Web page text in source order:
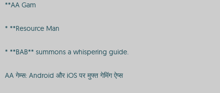
**AA Gam
* **Resource Man
* **BAB** summons a whispering guide.
AA गेम्स: Android और iOS पर मुफ्त गेमिंग ऐप्स